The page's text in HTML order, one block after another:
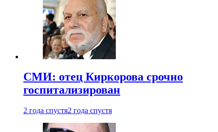
СМИ: отец Киркорова срочно
госпитализирован
2 года спустя2 года спустя